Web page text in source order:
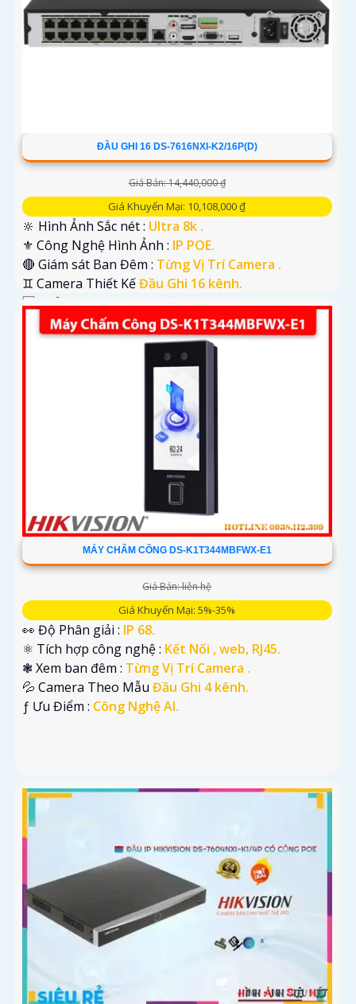
ĐẦU GHI 16 DS-7616NXI-K2/16P(D)
Giá Bán: 14,440,000 ₫
Giá Khuyến Mại: 10,108,000 ₫
🔆 Hình Ảnh Sắc nét : Ultra 8k .
⚜️ Công Nghệ Hình Ảnh : IP POE.
🔴 Giám sát Ban Đêm : Từng Vị Trí Camera .
♊ Camera Thiết KếĐầu Ghi 16 kênh.
️🆑 Khả Năng :Công Nghệ AI.
MÁY CHẤM CÔNG DS-K1T344MBFWX-E1
Giá Bán: liên hệ
Giá Khuyến Mại: 5%-35%
👀 Độ Phân giải : IP 68.
⚛️ Tích hợp công nghệ : Kết Nối , web, RJ45.
❃ Xem ban đêm : Từng Vị Trí Camera .
💦 Camera Theo Mẫu Đầu Ghi 4 kênh.
️ƒ Ưu Điểm : Công Nghệ AI.